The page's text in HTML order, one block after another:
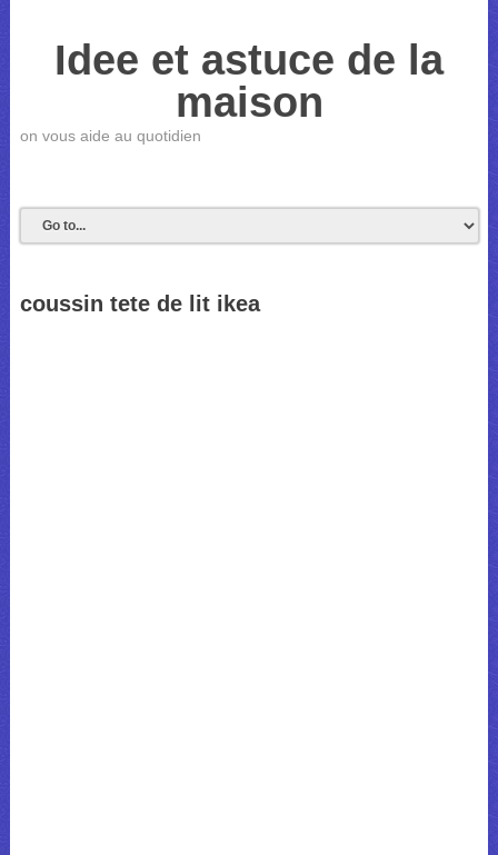
Idee et astuce de la
maison
on vous aide au quotidien
coussin tete de lit ikea